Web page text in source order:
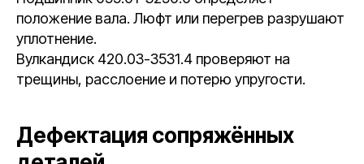
положение вала. Люфт или перегрев разрушают
уплотнение.
Вулкандиск 420.03-3531.4 проверяют на
трещины, расслоение и потерю упругости.
Дефектация сопряжённых